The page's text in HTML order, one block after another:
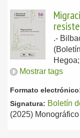
.-
Mostrar tags
Formato
Signatura: Boletín
(2025)